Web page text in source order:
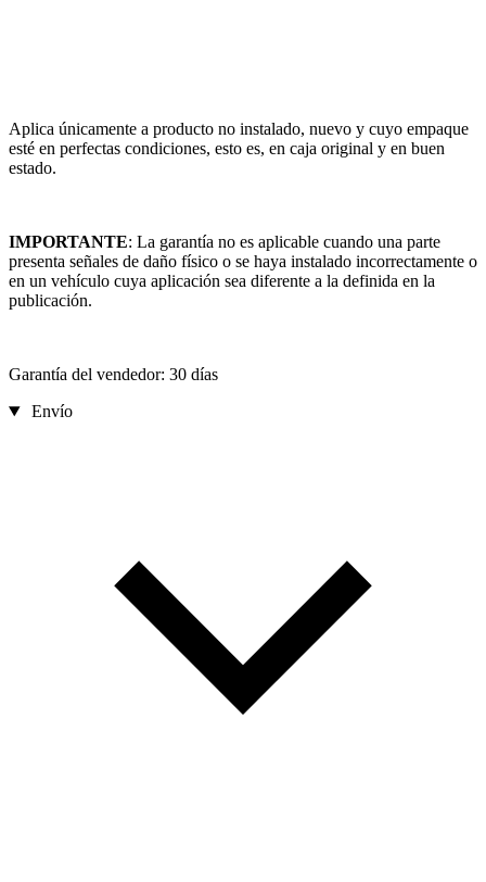
Aplica únicamente a producto no instalado, nuevo y cuyo empaque
esté en perfectas condiciones, esto es, en caja original y en buen
estado.
IMPORTANTE: La garantía no es aplicable cuando una parte
presenta señales de daño físico o se haya instalado incorrectamente o
en un vehículo cuya aplicación sea diferente a la definida en la
publicación.
Garantía del vendedor: 30 días
Envío